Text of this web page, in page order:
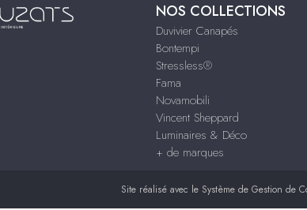
NOS COLLECTIONS
Duvivier Canapés
Bontempi
Stressless®
Fama
Novamobili
Vincent Sheppard
Luminaires & Déco
+ de marques
Site réalisé avec le Système de Gestion de